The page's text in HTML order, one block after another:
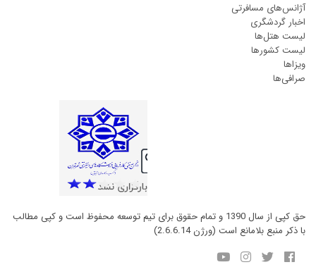
آژانس‌های مسافرتی
اخبار گردشگری
لیست هتل‌ها
لیست کشورها
ویزاها
صرافی‌ها
حق کپی از سال 1390 و تمام حقوق برای تیم توسعه محفوظ است و کپی مطالب
با ذکر منبع بلامانع است (ورژن 2.6.6.14)